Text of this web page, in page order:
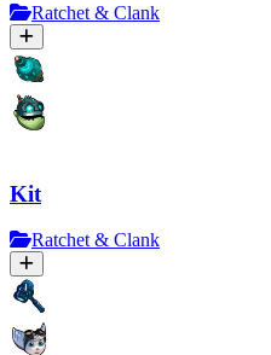
Ratchet & Clank
Kit
Ratchet & Clank